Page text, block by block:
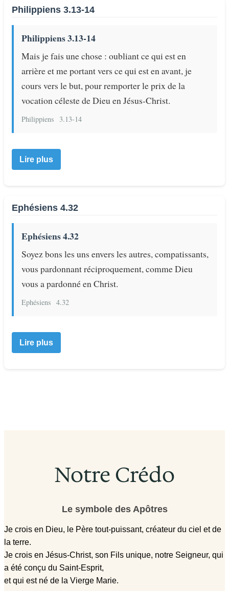
Philippiens 3.13-14
Philippiens 3.13-14
Mais je fais une chose : oubliant ce qui est en
arrière et me portant vers ce qui est en avant, je
cours vers le but, pour remporter le prix de la
vocation céleste de Dieu en Jésus-Christ.
Philippiens 3.13-14
Lire plus
Ephésiens 4.32
Ephésiens 4.32
Soyez bons les uns envers les autres, compatissants,
vous pardonnant réciproquement, comme Dieu
vous a pardonné en Christ.
Ephésiens 4.32
Lire plus
Notre Crédo
Le symbole des Apôtres
Je crois en Dieu, le Père tout-puissant, créateur du ciel et de
la terre.
Je crois en Jésus-Christ, son Fils unique, notre Seigneur, qui
a été conçu du Saint-Esprit,
et qui est né de la Vierge Marie.